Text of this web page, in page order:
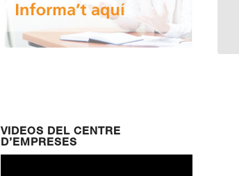
VIDEOS DEL CENTRE
D’EMPRESES